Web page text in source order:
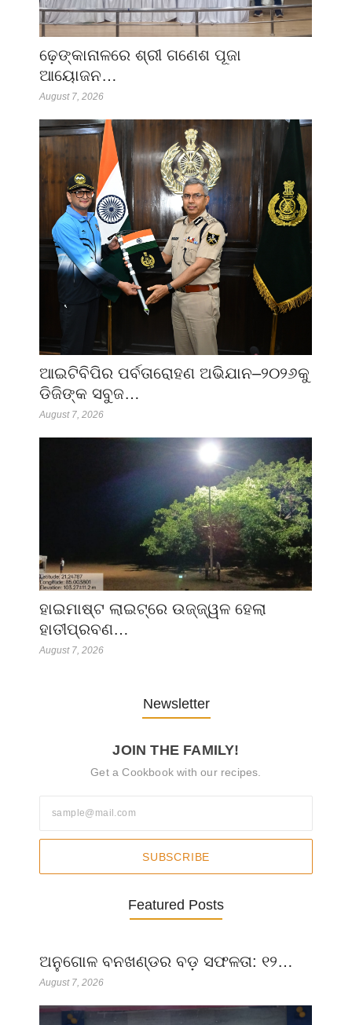
ଢ଼େଙ୍କାନାଳରେ ଶ୍ରୀ ଗଣେଶ ପୂଜା
ଆୟୋଜନ…
August 7, 2026
ଆଇଟିବିପିର ପର୍ବତାରୋହଣ ଅଭିଯାନ–୨୦୨୬କୁ
ଡିଜିଙ୍କ ସବୁଜ…
August 7, 2026
ହାଇମାଷ୍ଟ ଲାଇଟ୍‌ରେ ଉଜ୍ଜ୍ୱଳ ହେଲା
ହାତୀପ୍ରବଣ…
August 7, 2026
Newsletter
JOIN THE FAMILY!
Get a Cookbook with our recipes.
SUBSCRIBE
Featured Posts
ଅନୁଗୋଳ ବନଖଣ୍ଡର ବଡ଼ ସଫଳତା: ୧୨…
August 7, 2026